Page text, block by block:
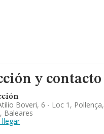
y contacto
Boveri, 6 - Loc 1, Pollença,
Baleares